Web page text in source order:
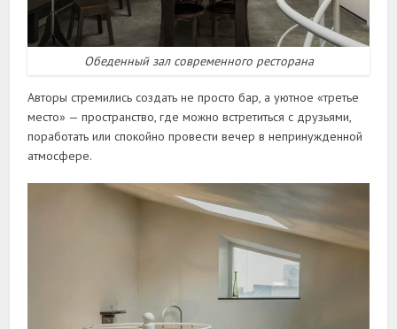
Обеденный зал современного ресторана
Авторы стремились создать не просто бар, а уютное «третье
место» — пространство, где можно встретиться с друзьями,
поработать или спокойно провести вечер в непринужденной
атмосфере.